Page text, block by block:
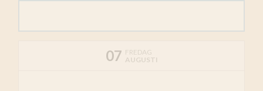
07 FREDAG
AUGUSTI